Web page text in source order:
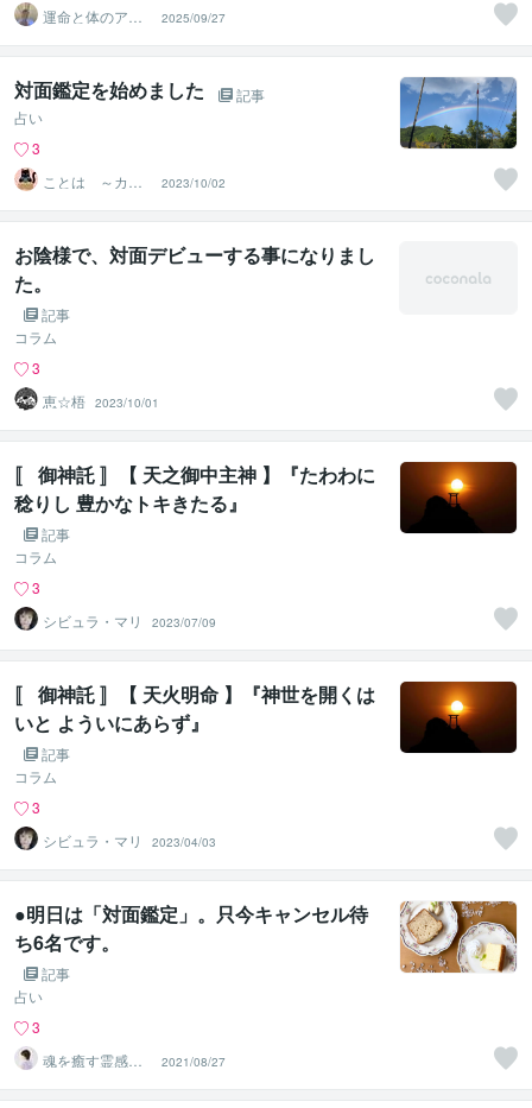
運命と体のアド
バイザー 晴田
真司
2025/09/27
対面鑑定を始めました
記事
占い
3
ことは ～カ－
ド占い師～
2023/10/02
お陰様で、対面デビューする事になりまし
た。
記事
コラム
3
恵☆梧 2023/10/01
〚 御神託 〛【 天之御中主神 】『たわわに
稔りし 豊かなトキきたる』
記事
コラム
3
シビュラ・マリ
2023/07/09
〚 御神託 〛【 天火明命 】『神世を開くは
いと よういにあらず』
記事
コラム
3
シビュラ・マリ
2023/04/03
●明日は「対面鑑定」。只今キャンセル待
ち6名です。
記事
占い
3
魂を癒す霊感ヒ
ーラー占い師
2021/08/27